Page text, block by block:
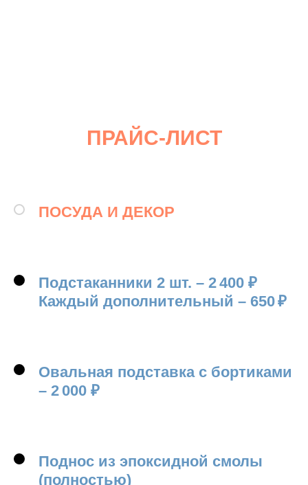
ПРАЙС-ЛИСТ
ПОСУДА И ДЕКОР
Подстаканники 2 шт. – 2 400 ₽
Каждый дополнительный – 650₽
Овальная подставка с бортиками
– 2 000 ₽
Поднос из эпоксидной смолы
(полностью)